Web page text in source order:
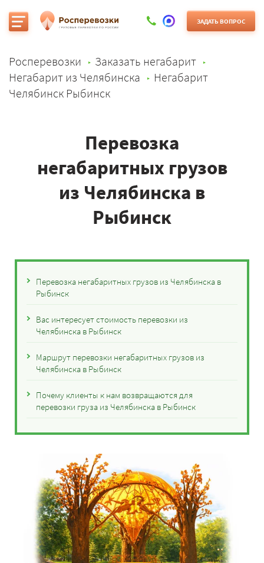
ЗАДАТЬ ВОПРОС
Росперевозки
Заказать негабарит
Негабарит из Челябинска
Негабарит
Челябинск Рыбинск
Перевозка
негабаритных грузов
из Челябинска в
Рыбинск
Перевозка негабаритных грузов из Челябинска в
Рыбинск
Вас интересует стоимость перевозки из
Челябинска в Рыбинск
Маршрут перевозки негабаритных грузов из
Челябинска в Рыбинск
Почему клиенты к нам возвращаются для
перевозки груза из Челябинска в Рыбинск